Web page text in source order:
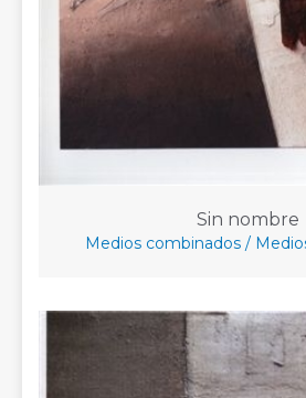
Sin nombre
Medios combinados /